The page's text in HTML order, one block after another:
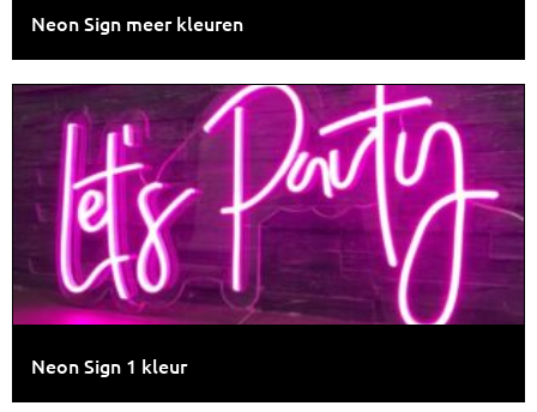
Neon Sign meer kleuren
Neon Sign 1 kleur